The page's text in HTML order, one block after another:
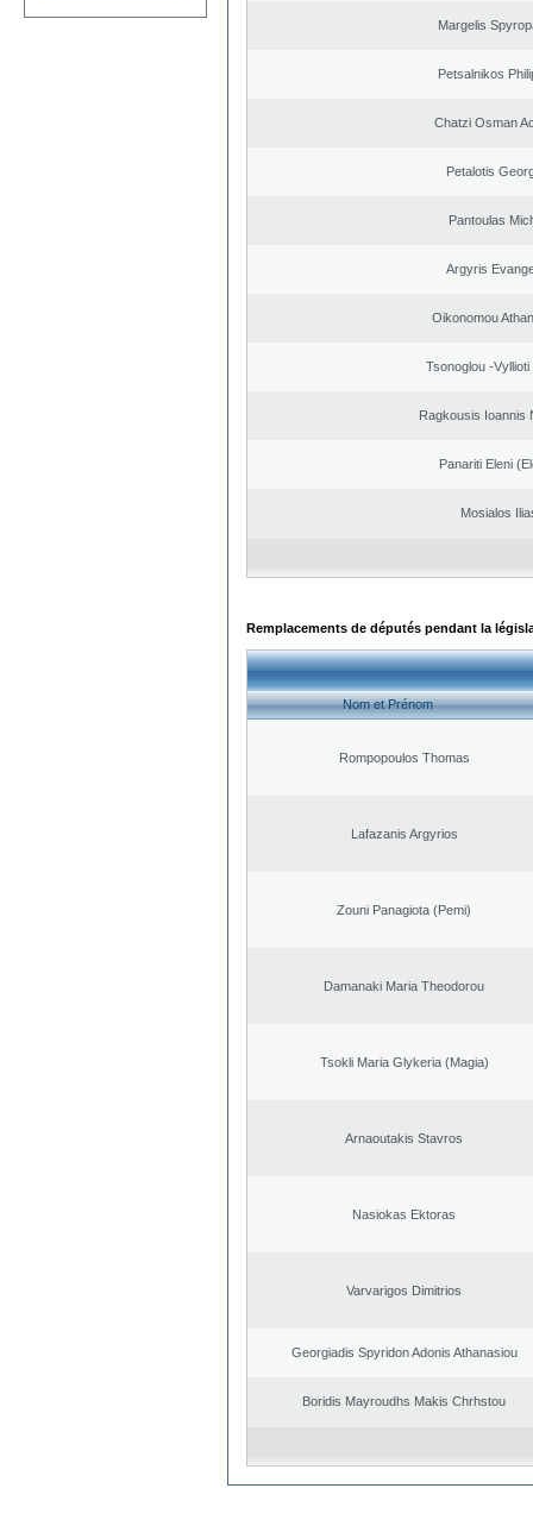
Margelis
Petsalnikos
Chatzi Osman
Petalotis
Pantoulas
Argyris
Oikonomou
Tsonoglou -Vyllioti
Ragkousis Ioannis
Panariti Eleni
Mosialos
Remplacements de députés pendant la
Nom et Prénom
Rompopoulos Thomas
Lafazanis Argyrios
Zouni Panagiota (Pemi)
Damanaki Maria Theodorou
Tsokli Maria Glykeria (Magia)
Arnaoutakis Stavros
Nasiokas Ektoras
Varvarigos Dimitrios
Georgiadis Spyridon Adonis Athanasiou
Boridis Mayroudhs Makis Chrhstou